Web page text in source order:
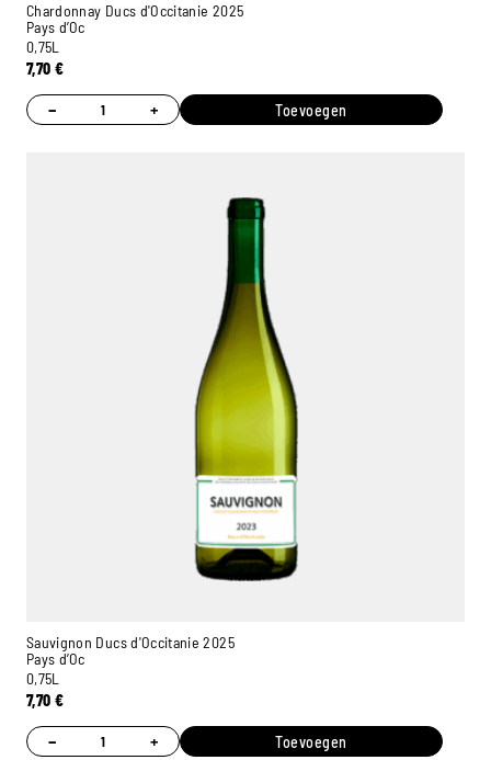
Chardonnay Ducs d'Occitanie 2025
Pays d’Oc
0,75L
7,70 €
− + Toevoegen
Sauvignon Ducs d'Occitanie 2025
Pays d’Oc
0,75L
7,70 €
− + Toevoegen